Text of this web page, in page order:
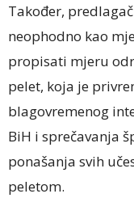
Također,
neophodno kao
propisati mjeru
pelet, koja je
blagovremenog
BiH i sprečavanja
ponašanja svih
peletom.